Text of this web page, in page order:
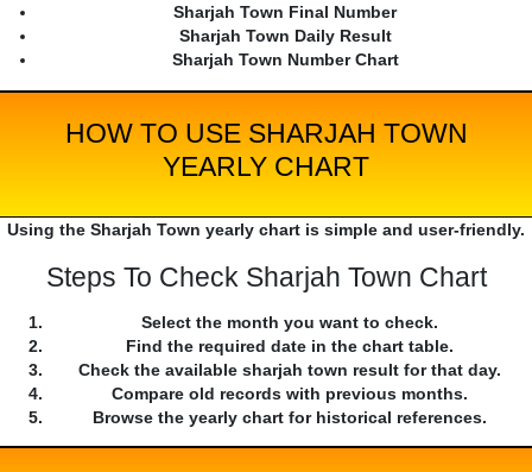
Sharjah Town Final Number
Sharjah Town Daily Result
Sharjah Town Number Chart
HOW TO USE SHARJAH TOWN
YEARLY CHART
Using the Sharjah Town yearly chart is simple and user-friendly.
Steps To Check Sharjah Town Chart
Select the month you want to check.
Find the required date in the chart table.
Check the available sharjah town result for that day.
Compare old records with previous months.
Browse the yearly chart for historical references.